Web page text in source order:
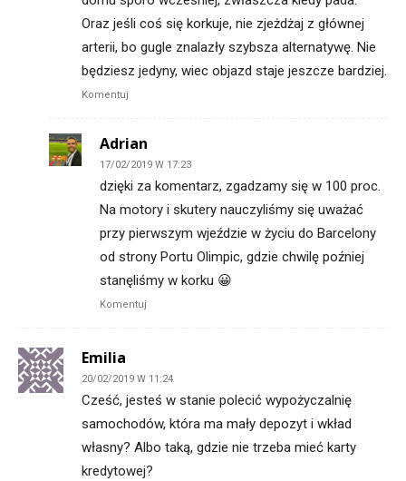
Oraz jeśli coś się korkuje, nie zjeżdżaj z głównej
arterii, bo gugle znalazły szybsza alternatywę. Nie
będziesz jedyny, wiec objazd staje jeszcze bardziej.
Komentuj
Adrian
17/02/2019 W 17:23
dzięki za komentarz, zgadzamy się w 100 proc.
Na motory i skutery nauczyliśmy się uważać
przy pierwszym wjeździe w życiu do Barcelony
od strony Portu Olimpic, gdzie chwilę poźniej
stanęliśmy w korku 😀
Komentuj
Emilia
20/02/2019 W 11:24
Cześć, jesteś w stanie polecić wypożyczalnię
samochodów, która ma mały depozyt i wkład
własny? Albo taką, gdzie nie trzeba mieć karty
kredytowej?